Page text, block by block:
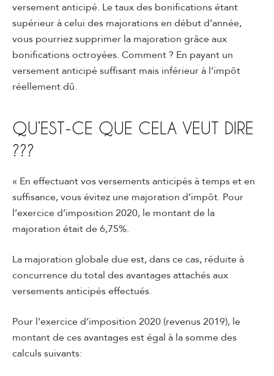
versement anticipé. Le taux des bonifications étant
supérieur à celui des majorations en début d’année,
vous pourriez supprimer la majoration grâce aux
bonifications octroyées. Comment ? En payant un
versement anticipé suffisant mais inférieur à l’impôt
réellement dû.
QU’EST-CE QUE CELA VEUT DIRE
???
« En effectuant vos versements anticipés à temps et en
suffisance, vous évitez une majoration d’impôt. Pour
l’exercice d’imposition 2020, le montant de la
majoration était de 6,75%.
La majoration globale due est, dans ce cas, réduite à
concurrence du total des avantages attachés aux
versements anticipés effectués.
Pour l’exercice d’imposition 2020 (revenus 2019), le
montant de ces avantages est égal à la somme des
calculs suivants: